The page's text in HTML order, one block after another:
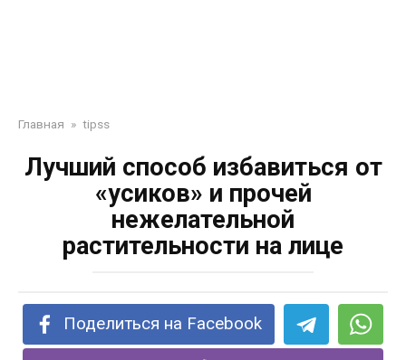
Главная » tipss
Лучший способ избавиться от
«усиков» и прочей
нежелательной
растительности на лице
Поделиться на Facebook